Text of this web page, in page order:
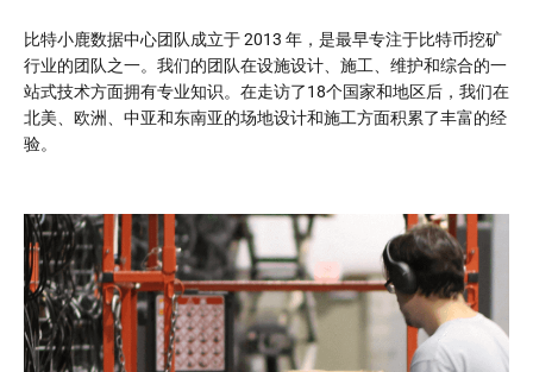
比特小鹿数据中心团队成立于 2013 年，是最早专注于比特币挖矿
行业的团队之一。我们的团队在设施设计、施工、维护和综合的一
站式技术方面拥有专业知识。在走访了18个国家和地区后，我们在
北美、欧洲、中亚和东南亚的场地设计和施工方面积累了丰富的经
验。